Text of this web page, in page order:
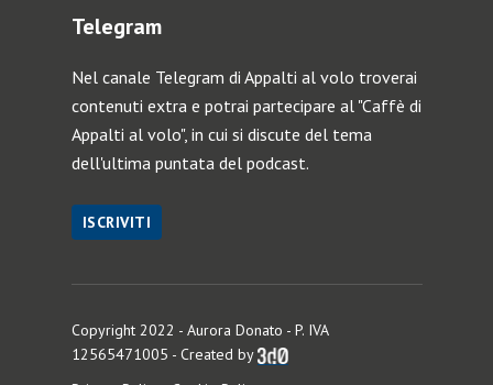
Telegram
Nel canale Telegram di Appalti al volo troverai
contenuti extra e potrai partecipare al "Caffè di
Appalti al volo", in cui si discute del tema
dell'ultima puntata del podcast.
ISCRIVITI
Copyright 2022 - Aurora Donato - P. IVA
12565471005 - Created by